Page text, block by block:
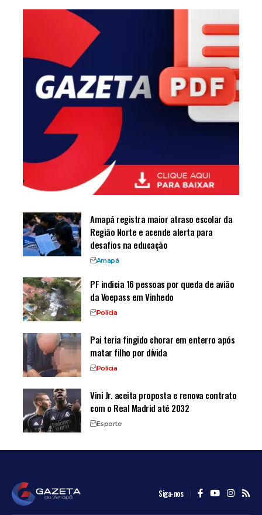
Amapá registra maior atraso escolar da
Região Norte e acende alerta para
desafios na educação
Amapá
PF indicia 16 pessoas por queda de avião
da Voepass em Vinhedo
Polícia
Pai teria fingido chorar em enterro após
matar filho por dívida
Polícia
Vini Jr. aceita proposta e renova contrato
com o Real Madrid até 2032
Esporte
Siga-nos